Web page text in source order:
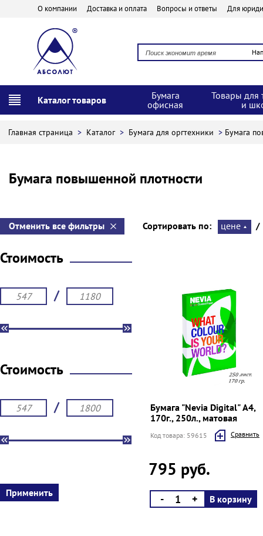
О компании Доставка и оплата Вопросы и ответы Для
Каталог товаров
Бумага
офисная
Товары для
и
Главная страница > Каталог > Бумага для оргтехники > Бумага
Бумага повышенной плотности
Отменить все фильтры Сортировать по: цене /
Стоимость
/
Стоимость
/
Бумага "Nevia Digital" А4,
170г., 250л., матовая
Код товара: 59615 Cравнить
795 руб.
- + В корзину